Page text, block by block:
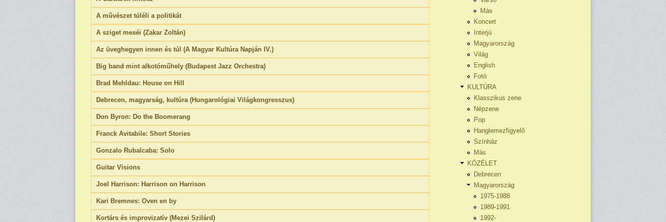
A művészet túléli a politikát
A sziget meséi (Zakar Zoltán)
Az üveghegyen innen és túl (A Magyar Kultúra Napján IV.)
Big band mint alkotóműhely (Budapest Jazz Orchestra)
Brad Mehldau: House on Hill
Debrecen, magyarság, kultúra (Hungarológiai Világkongresszus)
Don Byron: Do the Boomerang
Franck Avitabile: Short Stories
Gonzalo Rubalcaba: Solo
Guitar Visions
Joel Harrison: Harrison on Harrison
Kari Bremnes: Oven en by
Kortárs és improvizatív (Mezei Szilárd)
Más
Koncert
Interjú
Magyarország
Világ
English
Fotó
KULTÚRA
Klasszikus zene
Népzene
Pop
Hanglemezfigyelő
Színház
Más
KÖZÉLET
Debrecen
Magyarország
1975-1988
1989-1991
1992-